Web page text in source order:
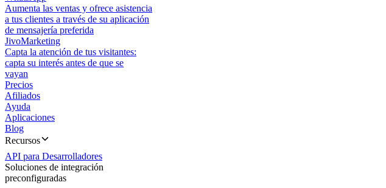
Aumenta las ventas y ofrece asistencia
a tus clientes a través de su aplicación
de mensajería preferida
JivoMarketing
Capta la atención de tus visitantes:
capta su interés antes de que se
vayan
Precios
Afiliados
Ayuda
Aplicaciones
Blog
Recursos
API para Desarrolladores
Soluciones de integración
preconfiguradas